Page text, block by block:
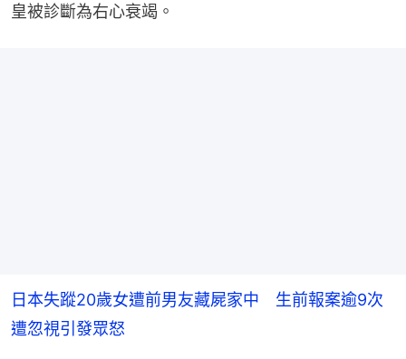
皇被診斷為右心衰竭。
日本失蹤20歲女遭前男友藏屍家中 生前報案逾9次
遭忽視引發眾怒